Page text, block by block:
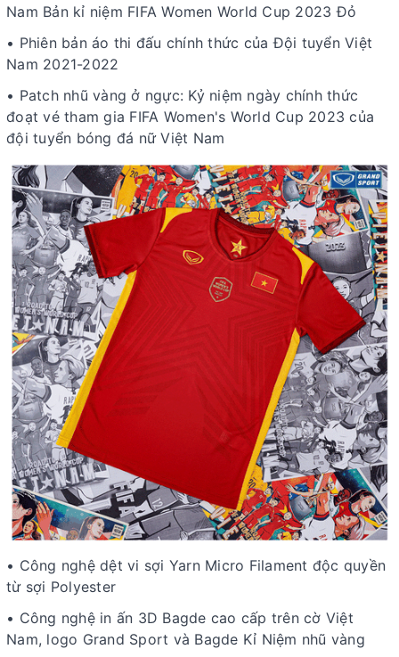
Nam Bản kỉ niệm FIFA Women World Cup 2023 Đỏ
• Phiên bản áo thi đấu chính thức của Đội tuyển Việt
Nam 2021-2022
• Patch nhũ vàng ở ngực: Kỷ niệm ngày chính thức
đoạt vé tham gia FIFA Women's World Cup 2023 của
đội tuyển bóng đá nữ Việt Nam
• Công nghệ dệt vi sợi Yarn Micro Filament độc quyền
từ sợi Polyester
• Công nghệ in ấn 3D Bagde cao cấp trên cờ Việt
Nam, logo Grand Sport và Bagde Kỉ Niệm nhũ vàng